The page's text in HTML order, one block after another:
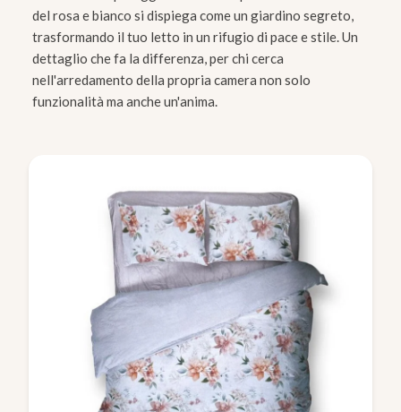
del rosa e bianco si dispiega come un giardino segreto,
trasformando il tuo letto in un rifugio di pace e stile. Un
dettaglio che fa la differenza, per chi cerca
nell'arredamento della propria camera non solo
funzionalità ma anche un'anima.